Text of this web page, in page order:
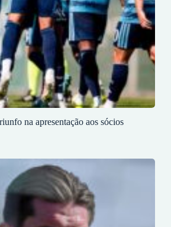
na apresentação aos sócios